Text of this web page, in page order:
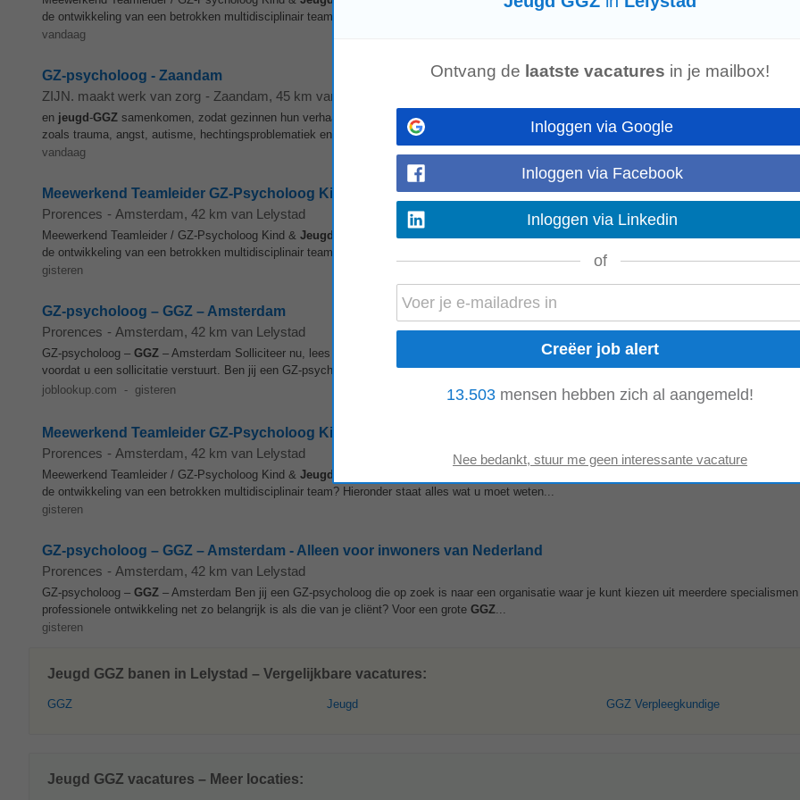
de ontwikkeling van een betrokken multidisciplinair team? Voor een gespecialiseerde
vandaag
GZ-psycholoog - Zaandam
ZIJN. maakt werk van zorg - Zaandam, 45 km van Lelystad
en jeugd -GGZ samenkomen, zodat gezinnen hun verhaal niet steeds opnieuw hoeven te vertellen. Wat ga je doen: • Behandelen van complexe
zoals trauma, angst, autisme, hechtingsproblematiek en persoonlijkheidsontwikkeling • Individuele...
vandaag
Meewerkend Teamleider GZ-Psycholoog Kind & Jeugd en Volwassenen | Amsterdam | 32-36 uur - For...
Prorences - Amsterdam, 42 km van Lelystad
Meewerkend Teamleider / GZ-Psycholoog Kind & Jeugd en Volwassenen – Amsterdam – 32-36 uur Bouw jij mee aan hoogwaardige
de ontwikkeling van een betrokken multidisciplinair team? Hieronder staat alles wat u moet weten...
gisteren
GZ-psycholoog – GGZ – Amsterdam
Prorences - Amsterdam, 42 km van Lelystad
GZ-psycholoog – GGZ – Amsterdam Solliciteer nu, lees de vacaturedetails door naar beneden te scrollen. Controleer of u over de nodige
voordat u een sollicitatie verstuurt. Ben jij een GZ-psycholoog die op zoek...
joblookup.com - gisteren
Meewerkend Teamleider GZ-Psycholoog Kind & Jeugd en Volwassenen | Amsterdam | 32-36 uur - Alleen...
Prorences - Amsterdam, 42 km van Lelystad
Meewerkend Teamleider / GZ-Psycholoog Kind & Jeugd
de ontwikkeling van een betrokken multidisciplinair team? Hieronder staat alles wat u moet weten...
gisteren
GZ-psycholoog – GGZ – Amsterdam - Alleen voor inwoners van Nederland
Prorences - Amsterdam, 42 km van Lelystad
GZ-psycholoog – GGZ – Amsterdam Ben jij een GZ-psycholoog die op zoek is naar een organisatie waar je kunt kiezen uit meerdere
professionele ontwikkeling net zo belangrijk is als die van je cliënt? Voor een grote GGZ...
gisteren
Jeugd GGZ banen in Lelystad – Vergelijkbare vacatures:
GGZ Jeugd GGZ Verpleegkundige
Jeugd GGZ vacatures – Meer locaties:
Ontvang de laatste vacatures in je mailbox!
Inloggen via Google
Inloggen via Facebook
Inloggen via Linkedin
of
13.503 mensen hebben zich al aangemeld!